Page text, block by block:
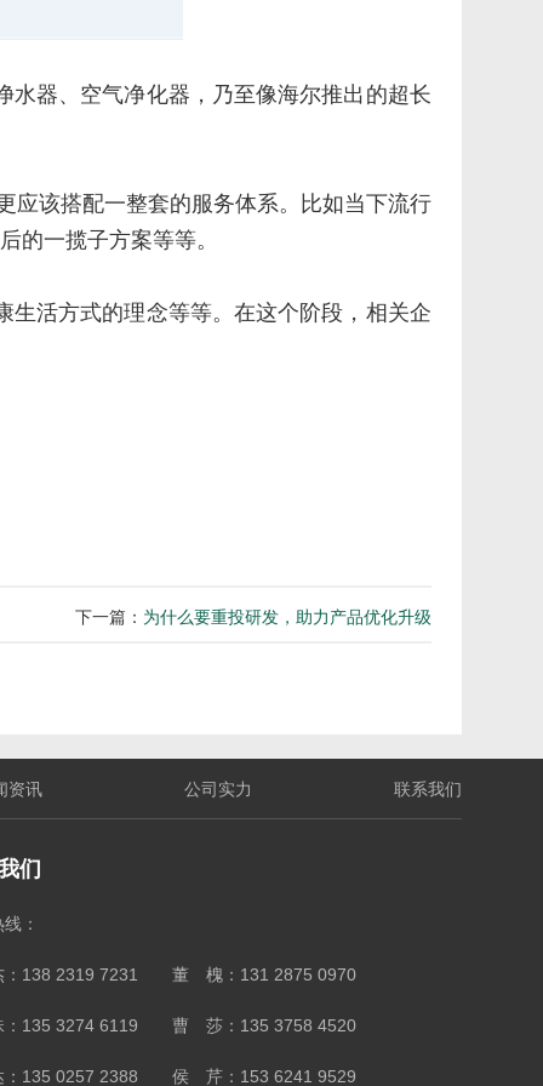
水器、空气净化器，乃至像海尔推出的超长
应该搭配一整套的服务体系。比如当下流行
的一揽子方案等等。
生活方式的理念等等。在这个阶段，相关企
下一篇： 为什么要重投研发，助力产品优化升级
资讯 公司实力 联系我们
们
：
138 2319 7231 董 槐：131 2875 0970
：135 3274 6119 曹 莎：135 3758 4520
：135 0257 2388 侯 芹：153 6241 9529